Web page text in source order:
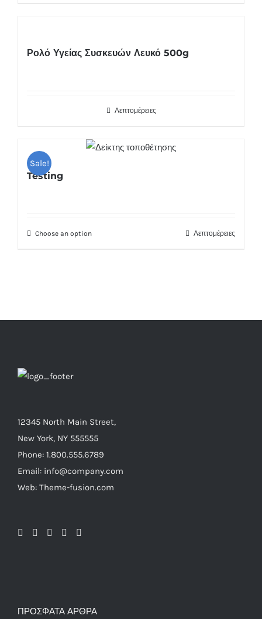
Ρολό Υγείας Συσκευών Λευκό 500g
Λεπτομέρειες
Sale!
Testing
Choose an option Λεπτομέρειες
12345 North Main Street,
New York, NY 555555
Phone: 1.800.555.6789
Email: info@company.com
Web: Theme-fusion.com
ΠΡΌΣΦΑΤΑ ΆΡΘΡΑ